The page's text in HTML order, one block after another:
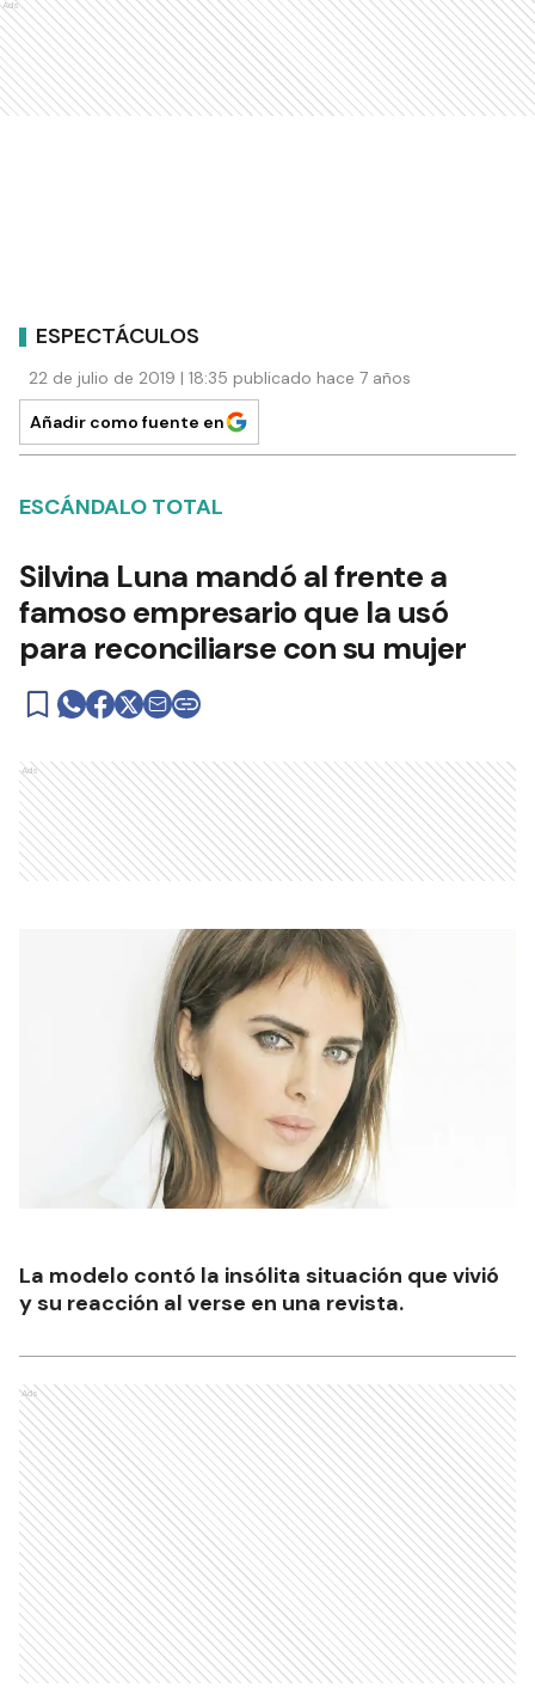
Ads
ESPECTÁCULOS
22 de julio de 2019 | 18:35 publicado hace 7 años
Añadir como fuente en
ESCÁNDALO TOTAL
Silvina Luna mandó al frente a
famoso empresario que la usó
para reconciliarse con su mujer
Ads
La modelo contó la insólita situación que vivió
y su reacción al verse en una revista.
Ads